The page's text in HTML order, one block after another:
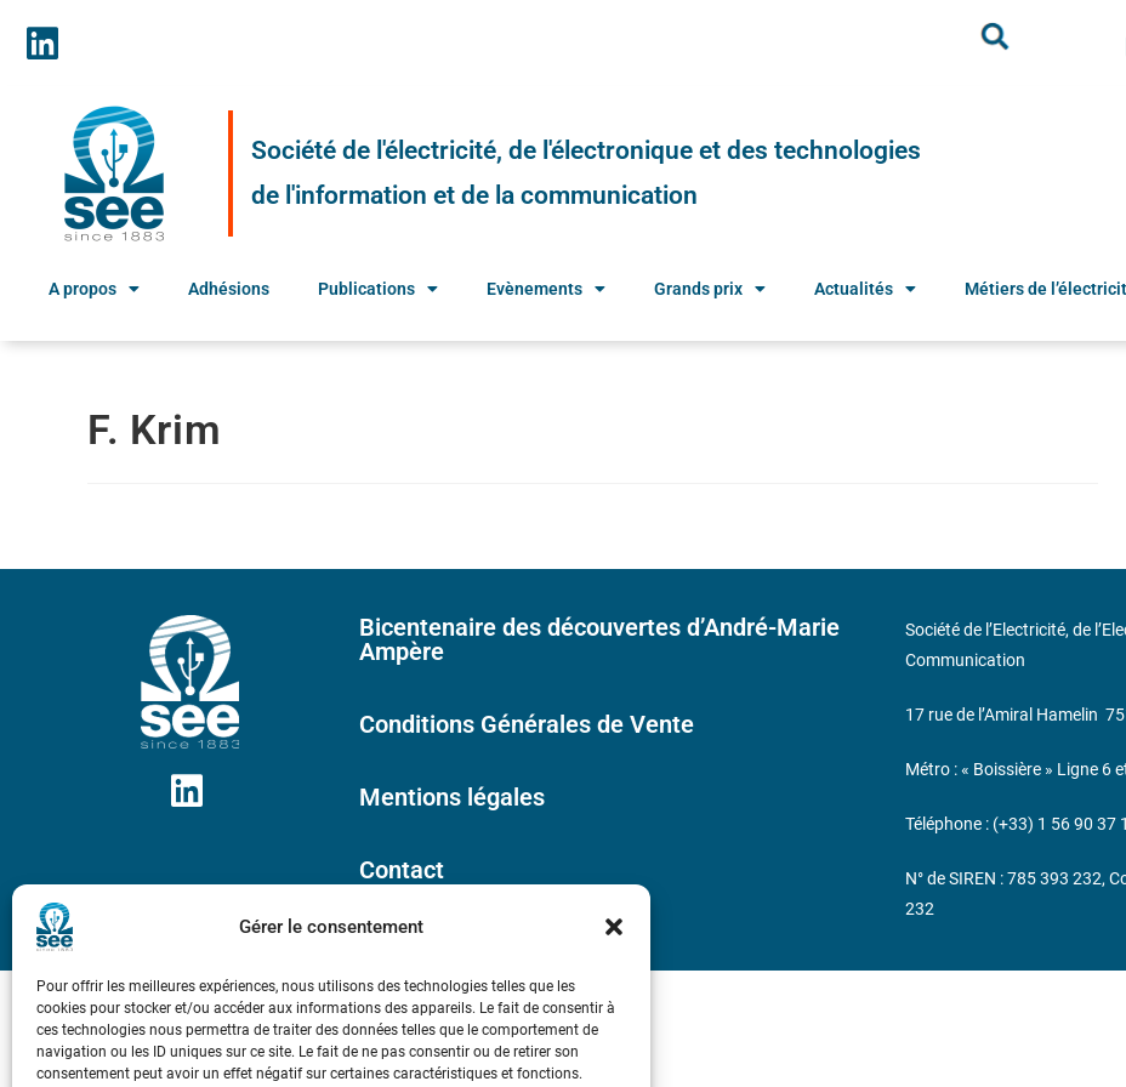
Gérer le consentement
Pour offrir les meilleures expériences, nous utilisons des technologies telles que les
cookies pour stocker et/ou accéder aux informations des appareils. Le fait de consentir à
ces technologies nous permettra de traiter des données telles que le comportement de
navigation ou les ID uniques sur ce site. Le fait de ne pas consentir ou de retirer son
consentement peut avoir un effet négatif sur certaines caractéristiques et fonctions.
Société de l'électricité, de l'électronique et des technologies
de l'information et de la communication
A propos Adhésions Publications Evènements Grands prix Actualités Métiers de
F. Krim
Bicentenaire des découvertes d’André-Marie
Ampère
Conditions Générales de Vente
Mentions légales
Contact
Société de l’Electricité, de
Communication
17 rue de l’Amiral Hamelin
Métro : « Boissière » Ligne 6
Téléphone : (+33) 1 56 90 37
N° de SIREN : 785 393 232,
232